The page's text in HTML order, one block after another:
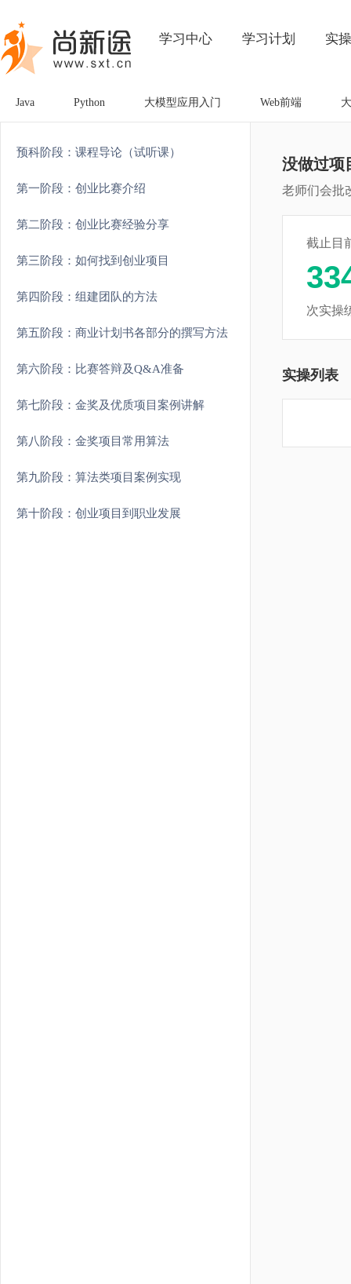
学习中心 学习计划 实操
Java Python 大模型应用入门 Web前端
预科阶段：课程导论（试听课）
第一阶段：创业比赛介绍
第二阶段：创业比赛经验分享
第三阶段：如何找到创业项目
第四阶段：组建团队的方法
第五阶段：商业计划书各部分的撰写方法
第六阶段：比赛答辩及Q&A准备
第七阶段：金奖及优质项目案例讲解
第八阶段：金奖项目常用算法
第九阶段：算法类项目案例实现
第十阶段：创业项目到职业发展
没做过项
老师们会批
截止目
次实操
实操列表